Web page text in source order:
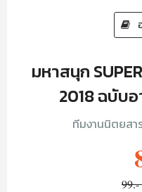
มหาสนุก
2018 ฉบับ
ทีมงานนิตยสา
99.-